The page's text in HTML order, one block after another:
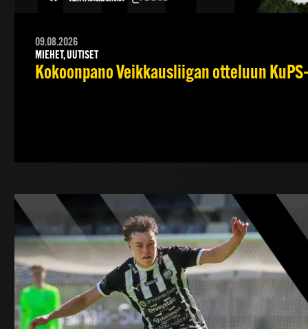
09.08.2026
MIEHET, UUTISET
Kokoonpano Veikkausliigan otteluun